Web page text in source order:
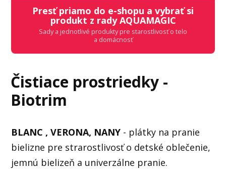
Presť priamo do e-shopu a vybrať si
produkt z rady AQUAMAGIC
Sady a jednotlivé produkty pre starostlivosť o telo
a domácnosť
Čistiace prostriedky -
Biotrim
BLANC , VERONA, NANY - plátky na pranie
bielizne pre strarostlivosť o detské oblečenie,
jemnú bielizeň a univerzálne pranie.